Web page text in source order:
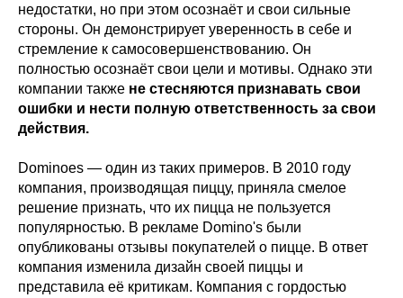
недостатки, но при этом осознаёт и свои сильные
стороны. Он демонстрирует уверенность в себе и
стремление к самосовершенствованию. Он
полностью осознаёт свои цели и мотивы. Однако эти
компании также не стесняются признавать свои
ошибки и нести полную ответственность за свои
действия.
Dominoes — один из таких примеров. В 2010 году
компания, производящая пиццу, приняла смелое
решение признать, что их пицца не пользуется
популярностью. В рекламе Domino's были
опубликованы отзывы покупателей о пицце. В ответ
компания изменила дизайн своей пиццы и
представила её критикам. Компания с гордостью